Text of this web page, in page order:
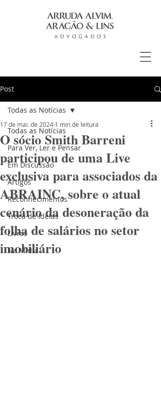
Post
Todas as Notícias
Para Ver, Ler e Pensar
Em Discussão
Artigos
Reconhecimentos
Troca de Ideias
Livros
Na Mídia
Todas as Notícias
O sócio Smith Barreni
participou de uma Live
exclusiva para associados da
ABRAINC, sobre o atual
cenário da desoneração da
folha de salários no setor
imobiliário
17 de mai. de 2024 1 min de leitura